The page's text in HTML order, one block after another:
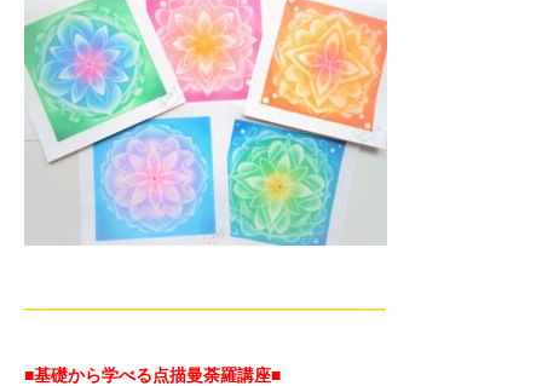
—————————————————————-
■基礎から学べる点描曼荼羅講座■